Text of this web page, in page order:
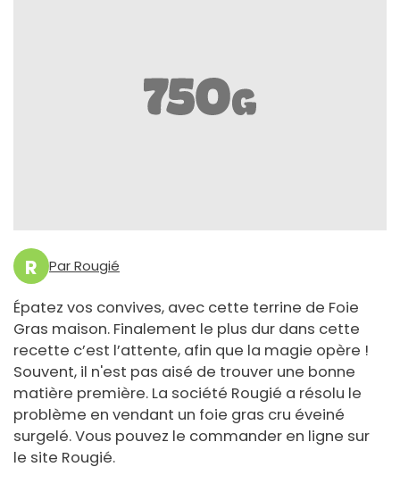
R Par Rougié
Épatez vos convives, avec cette terrine de Foie
Gras maison. Finalement le plus dur dans cette
recette c’est l’attente, afin que la magie opère !
Souvent, il n'est pas aisé de trouver une bonne
matière première. La société Rougié a résolu le
problème en vendant un foie gras cru éveiné
surgelé. Vous pouvez le commander en ligne sur
le site Rougié.